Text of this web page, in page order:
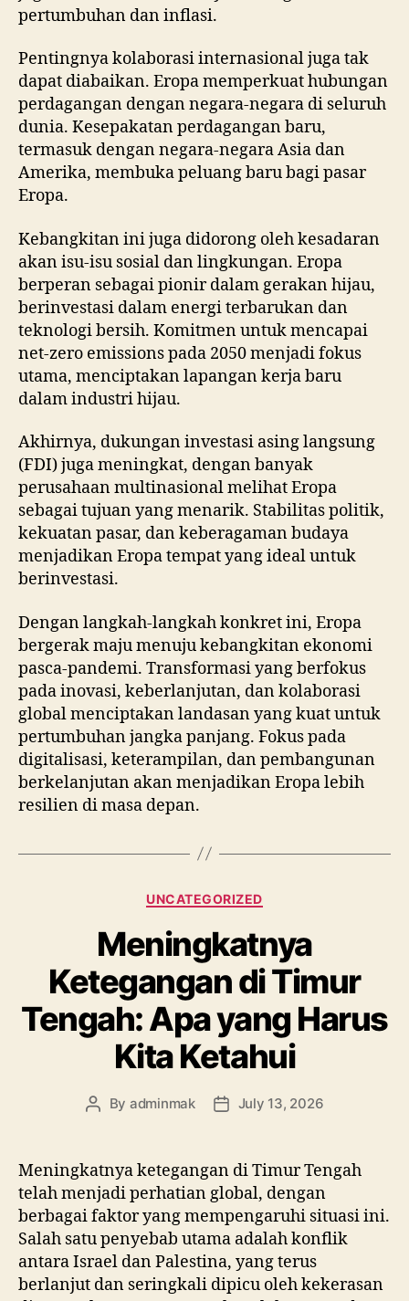
pertumbuhan dan inflasi.
Pentingnya kolaborasi internasional juga tak
dapat diabaikan. Eropa memperkuat hubungan
perdagangan dengan negara-negara di seluruh
dunia. Kesepakatan perdagangan baru,
termasuk dengan negara-negara Asia dan
Amerika, membuka peluang baru bagi pasar
Eropa.
Kebangkitan ini juga didorong oleh kesadaran
akan isu-isu sosial dan lingkungan. Eropa
berperan sebagai pionir dalam gerakan hijau,
berinvestasi dalam energi terbarukan dan
teknologi bersih. Komitmen untuk mencapai
net-zero emissions pada 2050 menjadi fokus
utama, menciptakan lapangan kerja baru
dalam industri hijau.
Akhirnya, dukungan investasi asing langsung
(FDI) juga meningkat, dengan banyak
perusahaan multinasional melihat Eropa
sebagai tujuan yang menarik. Stabilitas politik,
kekuatan pasar, dan keberagaman budaya
menjadikan Eropa tempat yang ideal untuk
berinvestasi.
Dengan langkah-langkah konkret ini, Eropa
bergerak maju menuju kebangkitan ekonomi
pasca-pandemi. Transformasi yang berfokus
pada inovasi, keberlanjutan, dan kolaborasi
global menciptakan landasan yang kuat untuk
pertumbuhan jangka panjang. Fokus pada
digitalisasi, keterampilan, dan pembangunan
berkelanjutan akan menjadikan Eropa lebih
resilien di masa depan.
Categories
UNCATEGORIZED
Meningkatnya
Ketegangan di Timur
Tengah: Apa yang Harus
Kita Ketahui
Post
By adminmak
PostJuly 13, 2026
Meningkatnya ketegangan di Timur Tengah
telah menjadi perhatian global, dengan
berbagai faktor yang mempengaruhi situasi ini.
Salah satu penyebab utama adalah konflik
antara Israel dan Palestina, yang terus
berlanjut dan seringkali dipicu oleh kekerasan